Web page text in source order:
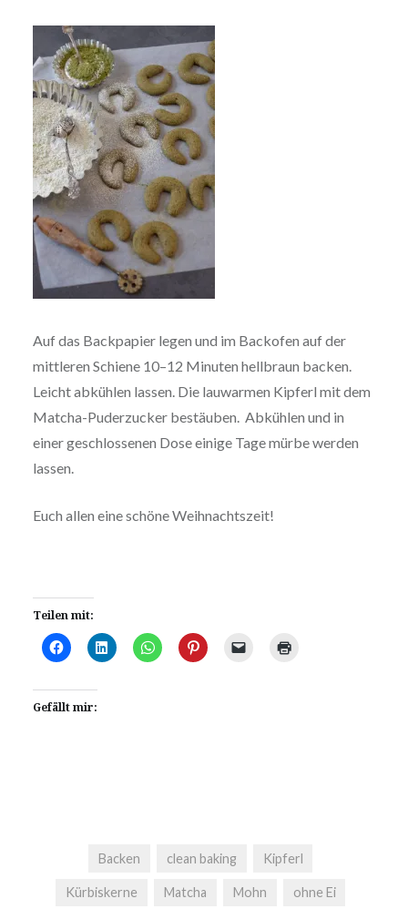
Auf das Backpapier legen und im Backofen auf der
mittleren Schiene 10–12 Minuten hellbraun backen.
Leicht abkühlen lassen. Die lauwarmen Kipferl mit dem
Matcha-Puderzucker bestäuben. Abkühlen und in
einer geschlossenen Dose einige Tage mürbe werden
lassen.
Euch allen eine schöne Weihnachtszeit!
Teilen mit:
Gefällt mir:
Backen clean baking Kipferl
Kürbiskerne Matcha Mohn ohne Ei